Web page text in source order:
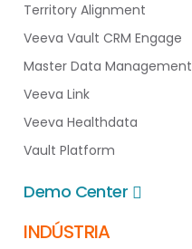
Territory Alignment
Veeva Vault CRM Engage
Master Data Management
Veeva Link
Veeva Healthdata
Vault Platform
Demo Center
INDÚSTRIA